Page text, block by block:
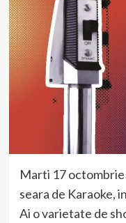
Marti 17
seara de Karaoke,
Ai o varietate de